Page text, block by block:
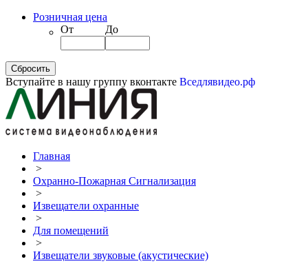
Розничная цена
От
До
Вступайте в нашу группу вконтакте Вседлявидео.рф
Главная
>
Охранно-Пожарная Сигнализация
>
Извещатели охранные
>
Для помещений
>
Извещатели звуковые (акустические)